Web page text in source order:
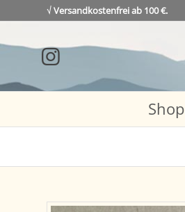
√ Versandkostenfrei ab 100 €.
Shop